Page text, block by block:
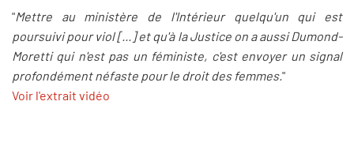
"Mettre au ministère de l'Intérieur quelqu'un qui est
poursuivi pour viol [...] et qu'à la Justice on a aussi Dumond-
Moretti qui n'est pas un féministe, c'est envoyer un signal
profondément néfaste pour le droit des femmes."
Voir l'extrait vidéo